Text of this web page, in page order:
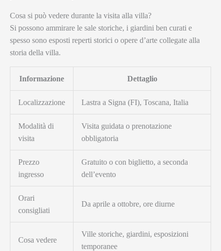
Cosa si può vedere durante la visita alla villa?
Si possono ammirare le sale storiche, i giardini ben curati e
spesso sono esposti reperti storici o opere d’arte collegate alla
storia della villa.
Informazione Dettaglio
Localizzazione Lastra a Signa (FI), Toscana, Italia
Modalità di
visita
Visita guidata o prenotazione
obbligatoria
Prezzo
ingresso
Gratuito o con biglietto, a seconda
dell’evento
Orari
consigliati
Da aprile a ottobre, ore diurne
Cosa vedere
Ville storiche, giardini, esposizioni
temporanee